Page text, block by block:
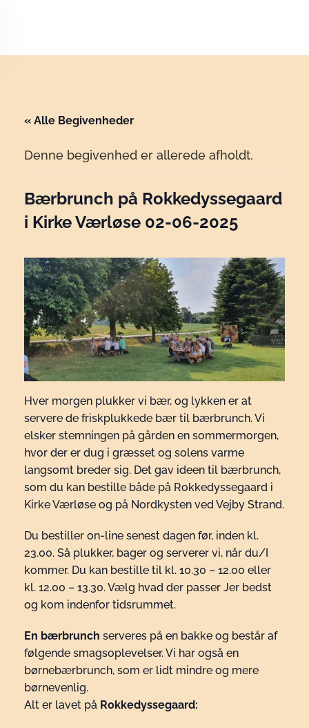
« Alle Begivenheder
Denne begivenhed er allerede afholdt.
Bærbrunch på Rokkedyssegaard
i Kirke Værløse 02-06-2025
Hver morgen plukker vi bær, og lykken er at
servere de friskplukkede bær til bærbrunch. Vi
elsker stemningen på gården en sommermorgen,
hvor der er dug i græsset og solens varme
langsomt breder sig. Det gav ideen til bærbrunch,
som du kan bestille både på Rokkedyssegaard i
Kirke Værløse og på Nordkysten ved Vejby Strand.
Du bestiller on-line senest dagen før, inden kl.
23.00. Så plukker, bager og serverer vi, når du/I
kommer. Du kan bestille til kl. 10.30 – 12.00 eller
kl. 12.00 – 13.30. Vælg hvad der passer Jer bedst
og kom indenfor tidsrummet.
En bærbrunch serveres på en bakke og består af
følgende smagsoplevelser. Vi har også en
børnebærbrunch, som er lidt mindre og mere
børnevenlig.
Alt er lavet på Rokkedyssegaard: